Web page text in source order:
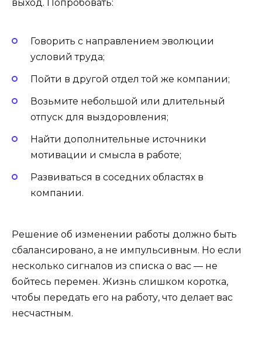
выход. Попробовать:
Говорить с направлением эволюции
условий труда;
Пойти в другой отдел той же компании;
Возьмите небольшой или длительный
отпуск для выздоровления;
Найти дополнительные источники
мотивации и смысла в работе;
Развиваться в соседних областях в
компании.
Решение об изменении работы должно быть
сбалансировано, а не импульсивным. Но если
несколько сигналов из списка о вас — не
бойтесь перемен. Жизнь слишком коротка,
чтобы передать его на работу, что делает вас
несчастным.